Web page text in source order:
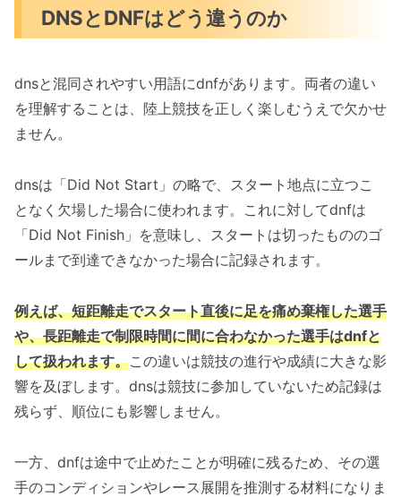
DNSとDNFはどう違うのか
dnsと混同されやすい用語にdnfがあります。両者の違い
を理解することは、陸上競技を正しく楽しむうえで欠かせ
ません。
dnsは「Did Not Start」の略で、スタート地点に立つこ
となく欠場した場合に使われます。これに対してdnfは
「Did Not Finish」を意味し、スタートは切ったもののゴ
ールまで到達できなかった場合に記録されます。
例えば、短距離走でスタート直後に足を痛め棄権した選手
や、長距離走で制限時間に間に合わなかった選手はdnfと
して扱われます。この違いは競技の進行や成績に大きな影
響を及ぼします。dnsは競技に参加していないため記録は
残らず、順位にも影響しません。
一方、dnfは途中で止めたことが明確に残るため、その選
手のコンディションやレース展開を推測する材料になりま